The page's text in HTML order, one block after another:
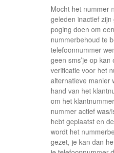
Mocht het nummer
geleden inactief
poging doen om
nummerbehoud te
telefoonnummer
geen sms’je op
verificatie voor het
alternatieve manier
hand van het
om het
nummer actief
hebt geplaatst en
wordt het
gezet, je kan dan